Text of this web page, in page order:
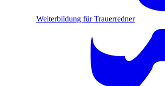
Weiterbildung für Trauerredner